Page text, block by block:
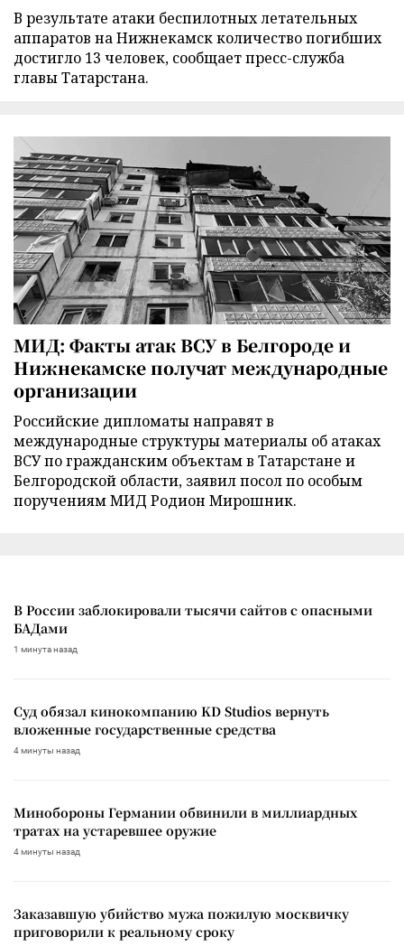
В результате атаки беспилотных летательных
аппаратов на Нижнекамск количество погибших
достигло 13 человек, сообщает пресс-служба
главы Татарстана.
МИД: Факты атак ВСУ в Белгороде и
Нижнекамске получат международные
организации
Российские дипломаты направят в
международные структуры материалы об атаках
ВСУ по гражданским объектам в Татарстане и
Белгородской области, заявил посол по особым
поручениям МИД Родион Мирошник.
В России заблокировали тысячи сайтов с опасными
БАДами
1 минута назад
Суд обязал кинокомпанию KD Studios вернуть
вложенные государственные средства
4 минуты назад
Минобороны Германии обвинили в миллиардных
тратах на устаревшее оружие
4 минуты назад
Заказавшую убийство мужа пожилую москвичку
приговорили к реальному сроку